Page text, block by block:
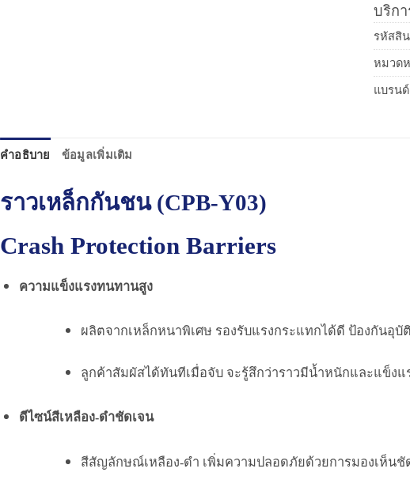
บริก
รหัสสิ
หมวด
แบรน
คำอธิบาย ข้อมูลเพิ่มเติม
ราวเหล็กกันชน (CPB-Y03)
Crash Protection Barriers
ความแข็งแรงทนทานสูง
ผลิตจากเหล็กหนาพิเศษ รองรับแรงกระแทกได้ดี ป้องกันอุ
ลูกค้าสัมผัสได้ทันทีเมื่อจับ จะรู้สึกว่าราวมีน้ำหนักและแข็งแ
ดีไซน์สีเหลือง-ดำชัดเจน
สีสัญลักษณ์เหลือง-ดำ เพิ่มความปลอดภัยด้วยการมองเห็นชั